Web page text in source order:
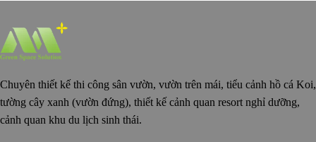
Chuyên thiết kế thi công sân vườn, vườn trên mái, tiểu cảnh hồ cá Koi,
tường cây xanh (vườn đứng), thiết kế cảnh quan resort nghỉ dưỡng,
cảnh quan khu du lịch sinh thái.